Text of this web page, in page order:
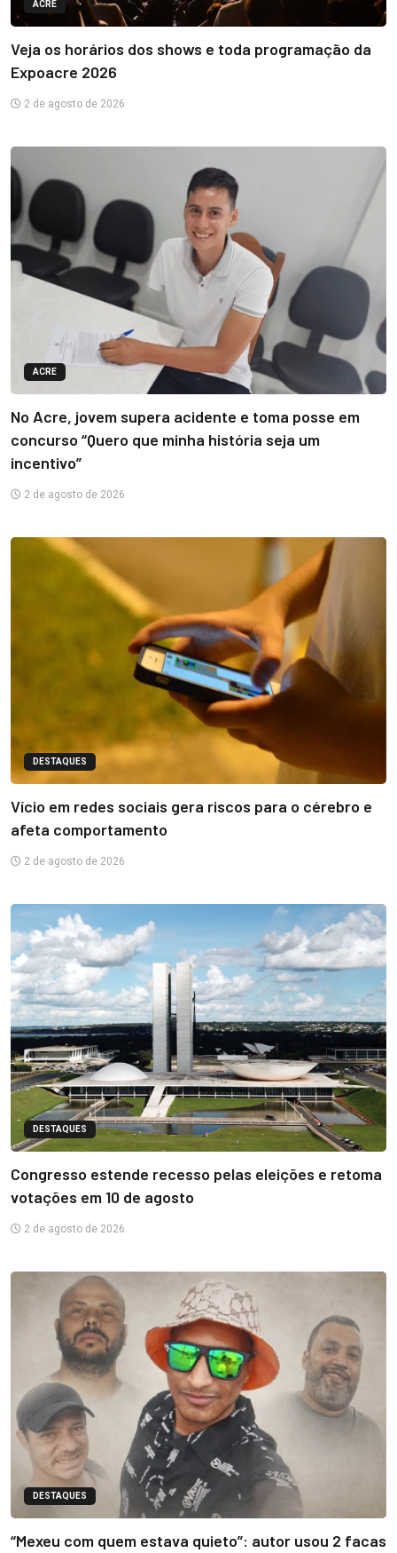
ACRE
Veja os horários dos shows e toda programação da
Expoacre 2026
2 de agosto de 2026
ACRE
No Acre, jovem supera acidente e toma posse em
concurso “Quero que minha história seja um
incentivo”
2 de agosto de 2026
DESTAQUES
Vício em redes sociais gera riscos para o cérebro e
afeta comportamento
2 de agosto de 2026
DESTAQUES
Congresso estende recesso pelas eleições e retoma
votações em 10 de agosto
2 de agosto de 2026
DESTAQUES
“Mexeu com quem estava quieto”: autor usou 2 facas